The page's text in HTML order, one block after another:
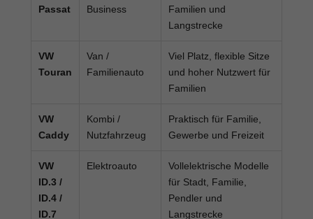
Passat
Business
Familien und
Langstrecke
VW
Touran
Van /
Familienauto
Viel Platz, flexible Sitze
und hoher Nutzwert für
Familien
VW
Caddy
Kombi /
Nutzfahrzeug
Praktisch für Familie,
Gewerbe und Freizeit
VW
ID.3 /
ID.4 /
ID.7
Elektroauto
Vollelektrische Modelle
für Stadt, Familie,
Pendler und
Langstrecke